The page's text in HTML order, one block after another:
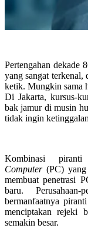
Pertengahan dekade
yang sangat terkenal,
ketik. Mungkin sama
Di Jakarta, kursus-
bak jamur di musin
tidak ingin
Kombinasi
Computer(PC) yang
membuat penetrasi
baru. Perusahaan-
bermanfaatnya
menciptakan rejeki
semakin besar.